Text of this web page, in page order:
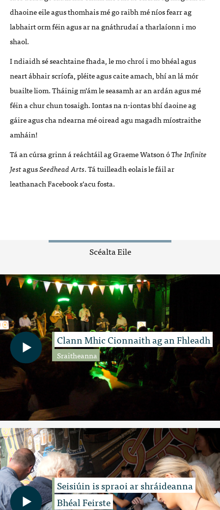
dhaoine eile agus thomhais mé go raibh mé níos fearr ag
labhairt orm féin agus ar na gnáthrudaí a tharlaíonn i mo
shaol.
I ndiaidh sé seachtaine fhada, le mo chroí i mo bhéal agus
neart ábhair scríofa, pléite agus caite amach, bhí an lá mór
buailte liom. Tháinig m’ám le seasamh ar an ardán agus mé
féin a chur chun tosaigh. Iontas na n-iontas bhí daoine ag
gáire agus cha ndearna mé oiread agu magadh míostraithe
amháin!
Tá an cúrsa grinn á reáchtáil ag Graeme Watson óThe Infinite
JestagusSeedhead Arts. Tá tuilleadh eolais le fáil ar
leathanach Facebook s’acu fosta.
Scéalta Eile
Clann Mhic Cionnaith ag an Fhleadh
Sraitheanna
Seisiúin is spraoi ar shráideanna
Bhéal Feirste